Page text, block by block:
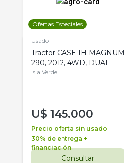
Ofertas Especiales
Usado
Tractor CASE IH MAGNUM
290, 2012, 4WD, DUAL
Isla Verde
U$ 145.000
Precio oferta sin usado
30% de entrega +
financiación
Consultar